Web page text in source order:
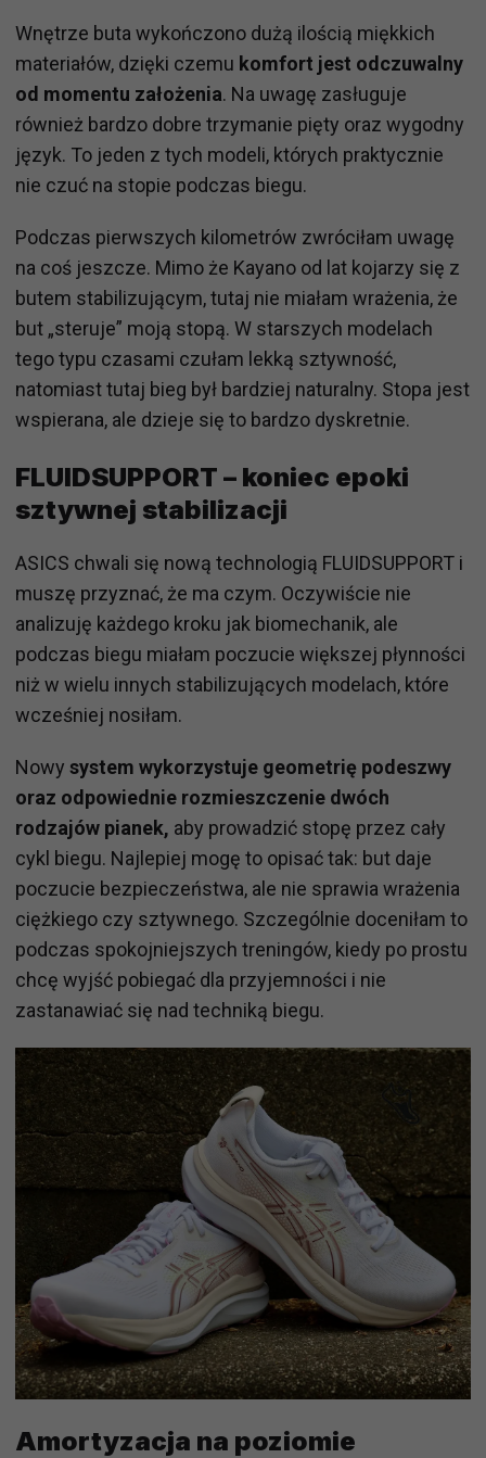
Wnętrze buta wykończono dużą ilością miękkich
materiałów, dzięki czemu komfort jest odczuwalny
od momentu założenia. Na uwagę zasługuje
również bardzo dobre trzymanie pięty oraz wygodny
język. To jeden z tych modeli, których praktycznie
nie czuć na stopie podczas biegu.
Podczas pierwszych kilometrów zwróciłam uwagę
na coś jeszcze. Mimo że Kayano od lat kojarzy się z
butem stabilizującym, tutaj nie miałam wrażenia, że
but „steruje” moją stopą. W starszych modelach
tego typu czasami czułam lekką sztywność,
natomiast tutaj bieg był bardziej naturalny. Stopa jest
wspierana, ale dzieje się to bardzo dyskretnie.
FLUIDSUPPORT – koniec epoki
sztywnej stabilizacji
ASICS chwali się nową technologią FLUIDSUPPORT i
muszę przyznać, że ma czym. Oczywiście nie
analizuję każdego kroku jak biomechanik, ale
podczas biegu miałam poczucie większej płynności
niż w wielu innych stabilizujących modelach, które
wcześniej nosiłam.
Nowy system wykorzystuje geometrię podeszwy
oraz odpowiednie rozmieszczenie dwóch
rodzajów pianek, aby prowadzić stopę przez cały
cykl biegu. Najlepiej mogę to opisać tak: but daje
poczucie bezpieczeństwa, ale nie sprawia wrażenia
ciężkiego czy sztywnego. Szczególnie doceniłam to
podczas spokojniejszych treningów, kiedy po prostu
chcę wyjść pobiegać dla przyjemności i nie
zastanawiać się nad techniką biegu.
Amortyzacja na poziomie